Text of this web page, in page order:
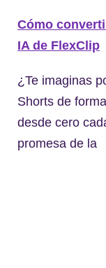
Cómo
IA de FlexClip
¿Te imaginas
Shorts de
desde cero
promesa de la